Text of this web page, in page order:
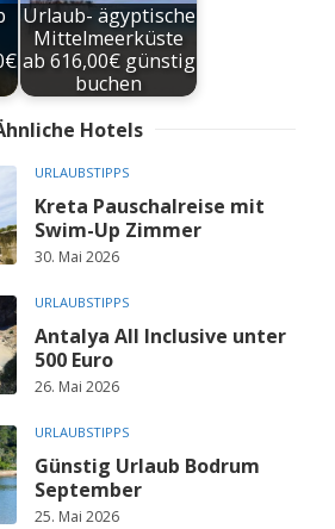
Urlaub- ägyptische
Mittelmeerküste
ab 616,00€ günstig
buchen
Hotels
URLAUBSTIPPS
Kreta Pauschalreise mit
Swim-Up Zimmer
30. Mai 2026
URLAUBSTIPPS
Antalya All Inclusive unter
500 Euro
26. Mai 2026
URLAUBSTIPPS
Günstig Urlaub Bodrum
September
25. Mai 2026